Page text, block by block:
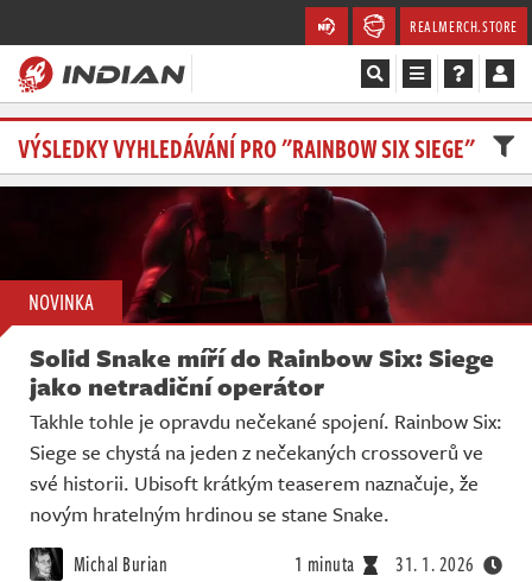
REALMERCH.STORE
Magazín
Soutěže
Databáze
Komunita
Redakce
Živě
VÝSLEDKY VYHLEDÁVÁNÍ PRO "RAINBOW SIX SIEGE"
NOVINKA
Solid Snake míří do Rainbow Six: Siege
jako netradiční operátor
Takhle tohle je opravdu nečekané spojení. Rainbow Six:
Siege se chystá na jeden z nečekaných crossoverů ve
své historii. Ubisoft krátkým teaserem naznačuje, že
novým hratelným hrdinou se stane Snake.
Michal Burian 1 minuta 31. 1. 2026